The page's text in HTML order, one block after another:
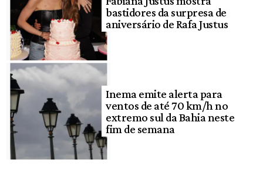
bastidores da surpresa de
aniversário de Rafa Justus
Inema emite alerta para
ventos de até 70 km/h no
extremo sul da Bahia neste
fim de semana